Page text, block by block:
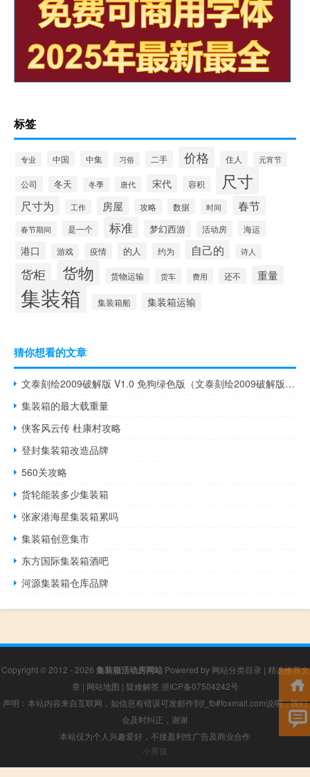
标签
专业 中国 中集 习俗 二手 价格 住人 元宵节
公司 冬天 冬季 唐代 宋代 容积 尺寸
尺寸为 工作 房屋 攻略 数据 时间 春节
春节期间 是一个 标准 梦幻西游 活动房 海运
港口 游戏 疫情 的人 约为 自己的 诗人
货柜 货物 货物运输 货车 费用 还不 重量
集装箱 集装箱船 集装箱运输
猜你想看的文章
文泰刻绘2009破解版 V1.0 免狗绿色版（文泰刻绘2009破解版 V1.0 免狗绿色版功能简介）
集装箱的最大载重量
侠客风云传 杜康村攻略
登封集装箱改造品牌
560关攻略
货轮能装多少集装箱
张家港海星集装箱累吗
集装箱创意集市
东方国际集装箱酒吧
河源集装箱仓库品牌
Copyright © 2012 - 2026 集装箱活动房网站Powered by 网站分类目录 | 精选推荐文
章 | 网站地图 | 疑难解答 浙ICP备07504242号
声明：本站内容来自互联网，如信息有错误可发邮件到f_fb#foxmail.com说明，我们
会及时纠正，谢谢
本站仅为个人兴趣爱好，不接盈利性广告及商业合作
小男孩